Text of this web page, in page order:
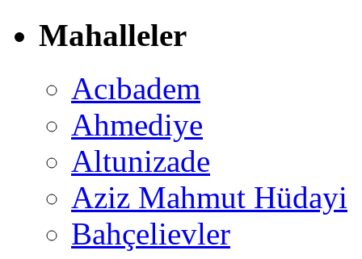
Mahalleler
Acıbadem
Ahmediye
Altunizade
Aziz Mahmut Hüdayi
Bahçelievler